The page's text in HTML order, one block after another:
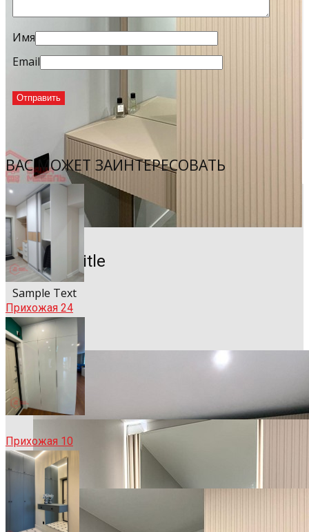
Sample Title
Sample Text
Имя
Email
ВАС МОЖЕТ ЗАИНТЕРЕСОВАТЬ
Прихожая 24
Прихожая 10